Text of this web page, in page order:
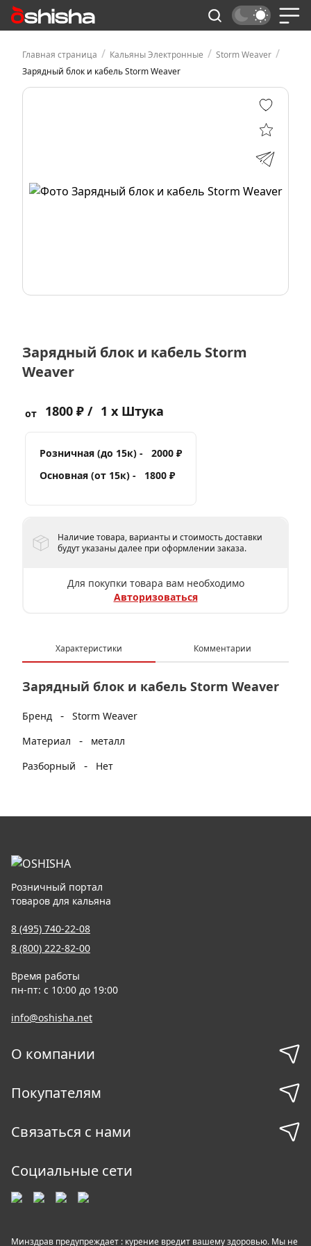
Главная страница / Кальяны Электронные / Storm Weaver /
Зарядный блок и кабель Storm Weaver
Зарядный блок и кабель Storm
Weaver
от 1800 ₽ / 1 x Штука
Розничная (до 15к) -
2000 ₽
Основная (от 15к) -
1800 ₽
Наличие товара, варианты и стоимость доставки
будут указаны далее при оформлении заказа.
Для покупки товара вам необходимо
Авторизоваться
Характеристики Комментарии
Зарядный блок и кабель Storm Weaver
Бренд - Storm Weaver
Материал
-
металл
Разборный
- Нет
Розничный портал
товаров для кальяна
8 (495) 740-22-08
8 (800) 222-82-00
Время работы
пн-пт: с 10:00 до 19:00
info@oshisha.net
О компании
Покупателям
Связаться с нами
Социальные сети
Минздрав предупреждает : курение вредит вашему здоровью. Мы не